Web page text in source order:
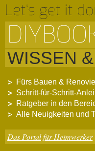
Let‘s get it
WISSEN
Fürs Bauen &
Schritt-für-Schritt-
Ratgeber in den
Alle Neuigkeiten und
Das Portal für Heimwerker